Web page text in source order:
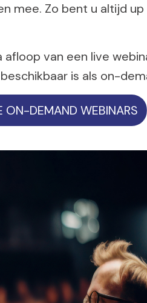
mee. Zo bent u altijd
afloop van een live
is als on-
ON-DEMAND WEBINARS